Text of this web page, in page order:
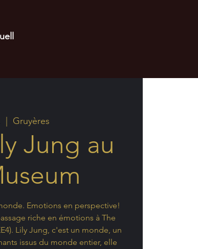
Gruyères
Jung au
Emotions en perspective!
riche en émotions à The
Lily Jung, c'est un monde, un
issus du monde entier, elle